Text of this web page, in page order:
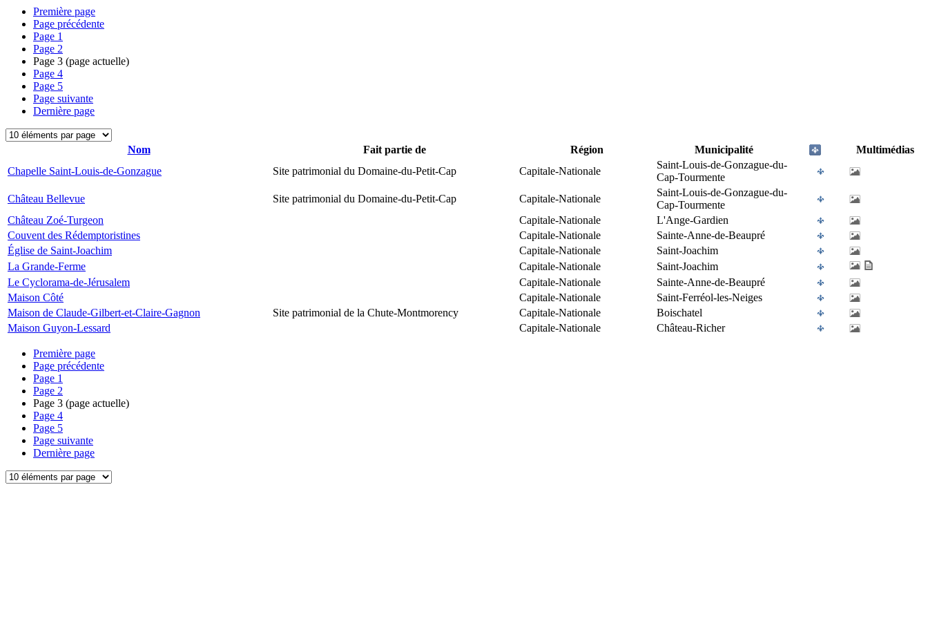
Première page
Page précédente
Page 1
Page 2
Page 3 (page actuelle)
Page 4
Page 5
Page suivante
Dernière page
Nom Fait partie de Région Municipalité
Multimédias
Chapelle Saint-Louis-de-Gonzague
Site patrimonial du Domaine-du-Petit-Cap Capitale-Nationale
Saint-Louis-de-Gonzague-du-
Cap-Tourmente
Château Bellevue
Site patrimonial du Domaine-du-Petit-Cap Capitale-Nationale
Saint-Louis-de-Gonzague-du-
Cap-Tourmente
Château Zoé-Turgeon
Capitale-Nationale
L'Ange-Gardien
Couvent des Rédemptoristines
Capitale-Nationale
Sainte-Anne-de-Beaupré
Église de Saint-Joachim
Capitale-Nationale
Saint-Joachim
La Grande-Ferme
Capitale-Nationale
Saint-Joachim
Le Cyclorama-de-Jérusalem
Capitale-Nationale
Sainte-Anne-de-Beaupré
Maison Côté
Capitale-Nationale
Saint-Ferréol-les-Neiges
Maison de Claude-Gilbert-et-Claire-Gagnon
Site patrimonial de la Chute-Montmorency Capitale-Nationale
Boischatel
Maison Guyon-Lessard
Capitale-Nationale Château-Richer
Première page
Page précédente
Page 1
Page 2
Page 3 (page actuelle)
Page 4
Page 5
Page suivante
Dernière page